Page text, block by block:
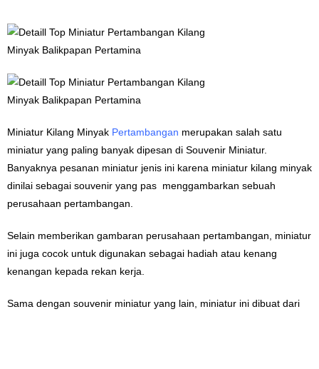
Miniatur Kilang Minyak Pertambangan merupakan salah satu
miniatur yang paling banyak dipesan di Souvenir Miniatur.
Banyaknya pesanan miniatur jenis ini karena miniatur kilang minyak
dinilai sebagai souvenir yang pas menggambarkan sebuah
perusahaan pertambangan.
Selain memberikan gambaran perusahaan pertambangan, miniatur
ini juga cocok untuk digunakan sebagai hadiah atau kenang
kenangan kepada rekan kerja.
Sama dengan souvenir miniatur yang lain, miniatur ini dibuat dari